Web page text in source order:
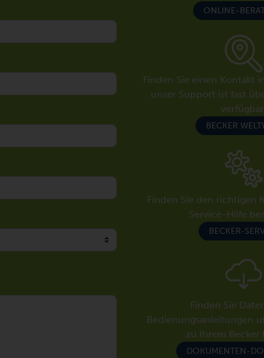
ONLINE-
Finden Sie einen Kontakt
unser Support ist fast
BECKER
Finden Sie den richtigen
Service-Hilfe
BECKER-
Finden Sie
Bedienungsanleitungen
zu Ihrem Becker
DOKUMENTEN-